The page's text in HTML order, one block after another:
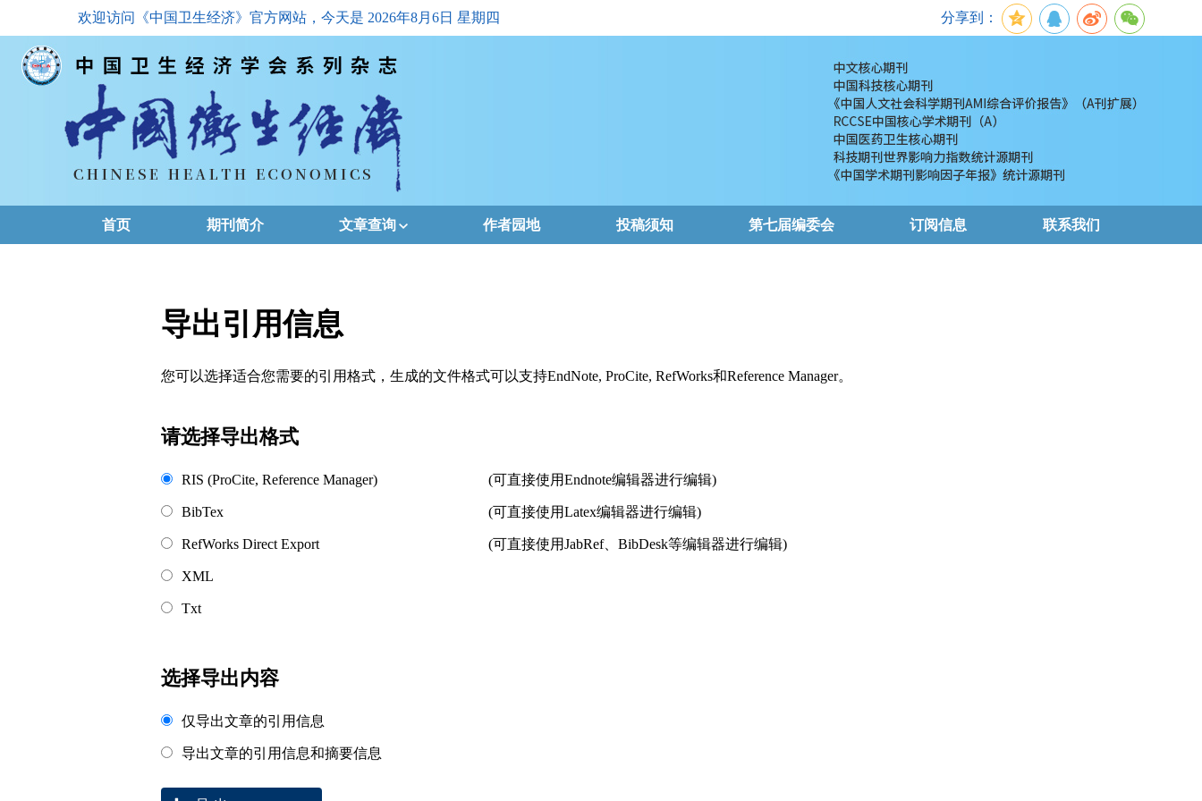
欢迎访问《中国卫生经济》官方网站，今天是 2026年8月6日 星期四 分享到：
首页 期刊简介 文章查询
下载排名
作者园地 投稿须知 第七届编委会 订阅信息 联系我们
导出引用信息
您可以选择适合您需要的引用格式，生成的文件格式可以支持EndNote, ProCite, RefWorks和Reference Manager。
请选择导出格式
RIS (ProCite, Reference Manager) (可直接使用Endnote编辑器进行编辑)
BibTex (可直接使用Latex编辑器进行编辑)
RefWorks Direct Export (可直接使用JabRef、BibDesk等编辑器进行编辑)
XML
Txt
选择导出内容
仅导出文章的引用信息
导出文章的引用信息和摘要信息